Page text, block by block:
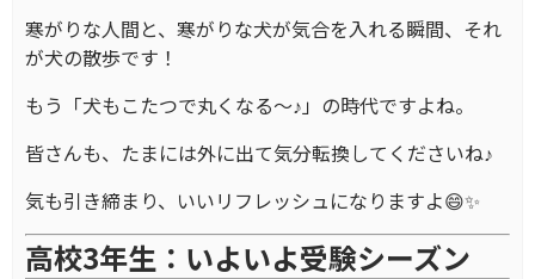
寒がりな人間と、寒がりな犬が気合を入れる瞬間、それ
が犬の散歩です！
もう「犬もこたつで丸くなる～♪」の時代ですよね。
皆さんも、たまには外に出て気分転換してくださいね♪
気も引き締まり、いいリフレッシュになりますよ😄✨
高校3年生：いよいよ受験シーズン